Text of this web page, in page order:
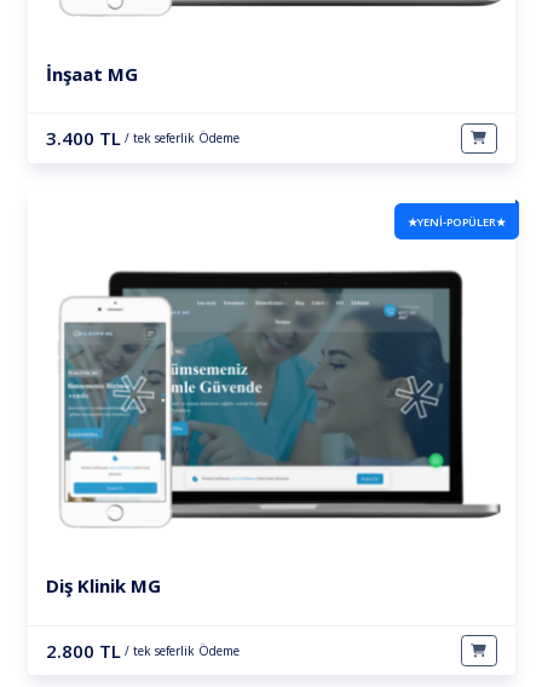
İnşaat MG
3.400 TL / tek seferlik Ödeme
★YENİ-POPÜLER★
Diş Klinik MG
2.800 TL / tek seferlik Ödeme